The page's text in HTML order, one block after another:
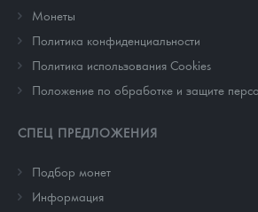
Монеты
Политика конфиденциальности
Политика использования Cookies
Положение по обработке и защите
СПЕЦ ПРЕДЛОЖЕНИЯ
Подбор монет
Информация